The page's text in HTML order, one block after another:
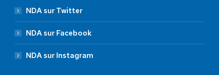
NDA sur Twitter
NDA sur Facebook
NDA sur Instagram